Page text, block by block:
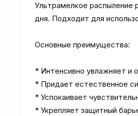
Ультрамелкое распыление
дня. Подходит для
Основные преимущества:
* Интенсивно увлажняет и
* Придает естественное
* Успокаивает
* Укрепляет защитный